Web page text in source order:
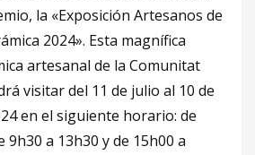
la «Exposición Artesanos de
2024». Esta magnífica
artesanal de la Comunitat
visitar del 11 de julio al 10 de
en el siguiente horario: de
9h30 a 13h30 y de 15h00 a